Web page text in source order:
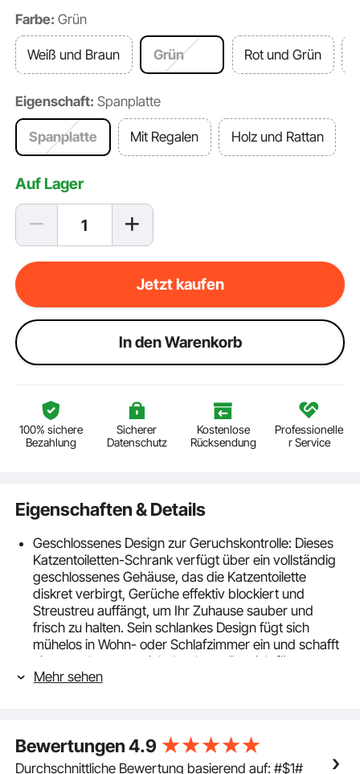
Farbe: Grün
Weiß und Braun Grün Rot und Grün
Eigenschaft: Spanplatte
Spanplatte Mit Regalen Holz und Rattan
Auf Lager
Jetzt kaufen
ln den Warenkorb
100% sichere
Bezahlung
Sicherer
Datenschutz
Kostenlose
Rücksendung
Professionelle
r Service
Eigenschaften & Details
Geschlossenes Design zur Geruchskontrolle: Dieses
Katzentoiletten-Schrank verfügt über ein vollständig
geschlossenes Gehäuse, das die Katzentoilette
diskret verbirgt, Gerüche effektiv blockiert und
Streustreu auffängt, um Ihr Zuhause sauber und
frisch zu halten. Sein schlankes Design fügt sich
mühelos in Wohn- oder Schlafzimmer ein und schafft
einen saubereren, einladenderen Bereich für
Haustiere.
Schrank bis zu 40 kg oben und 45 kg unten. Die
Melaminbeschichtung ist wasser- und kratzfest, hält
Mehr sehen
Bewertungen4.9
Durchschnittliche Bewertung basierend auf: #$1#